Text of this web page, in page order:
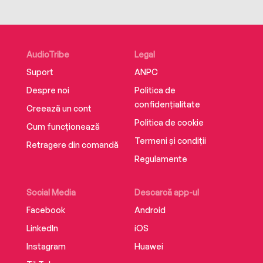
AudioTribe
Suport
Despre noi
Creează un cont
Cum funcționează
Retragere din comandă
Social Media
Facebook
LinkedIn
Instagram
Descarcă app-ul
Android
iOS
Huawei
Legal
ANPC
Politica de
confidențialitate
Politica de cookie
Termeni și condiții
Regulamente